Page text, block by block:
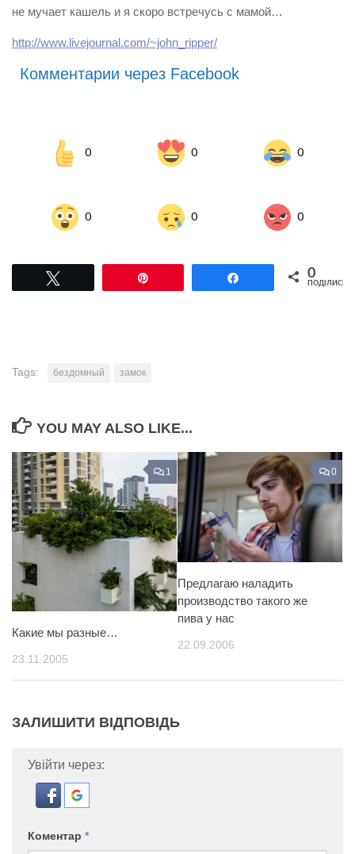
не мучает кашель и я скоро встречусь с мамой…
http://www.livejournal.com/~john_ripper/
Комментарии через Facebook
0 0 0
0 0 0
Поділитися0
ПОДІЛИСЬ
Tags: бездомный замок
YOU MAY ALSO LIKE...
1
Какие мы разные…
23.11.2005
0
Предлагаю наладить
производство такого же
пива у нас
22.09.2006
ЗАЛИШИТИ ВІДПОВІДЬ
Увійти через:
Коментар *